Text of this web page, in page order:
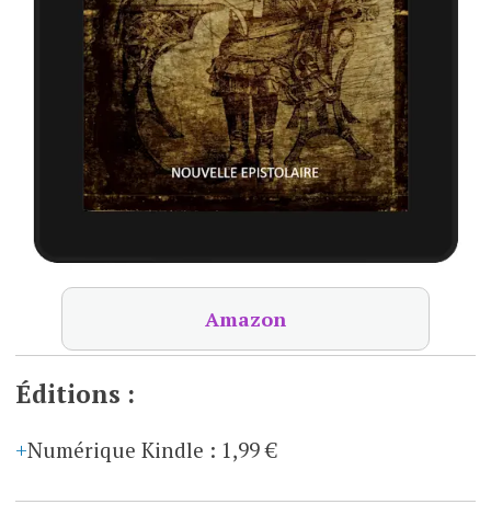
Amazon
Éditions :
Numérique Kindle : 1,99 €